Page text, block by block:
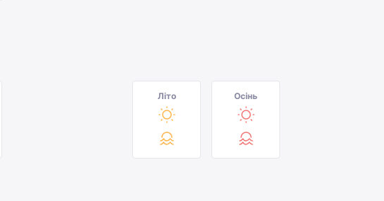
Літо Осінь